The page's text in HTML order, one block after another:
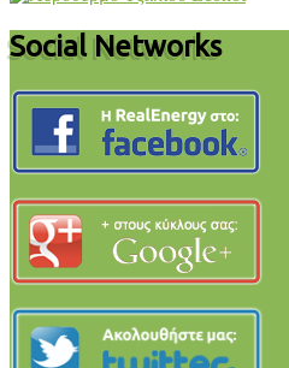
Social Networks